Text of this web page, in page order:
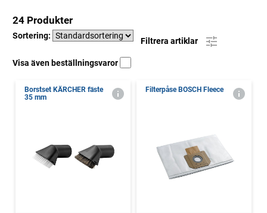
24 Produkter
Sortering:
Filtrera artiklar
Visa även beställningsvaror
Borstset KÄRCHER fäste
35 mm
Filterpåse BOSCH Fleece